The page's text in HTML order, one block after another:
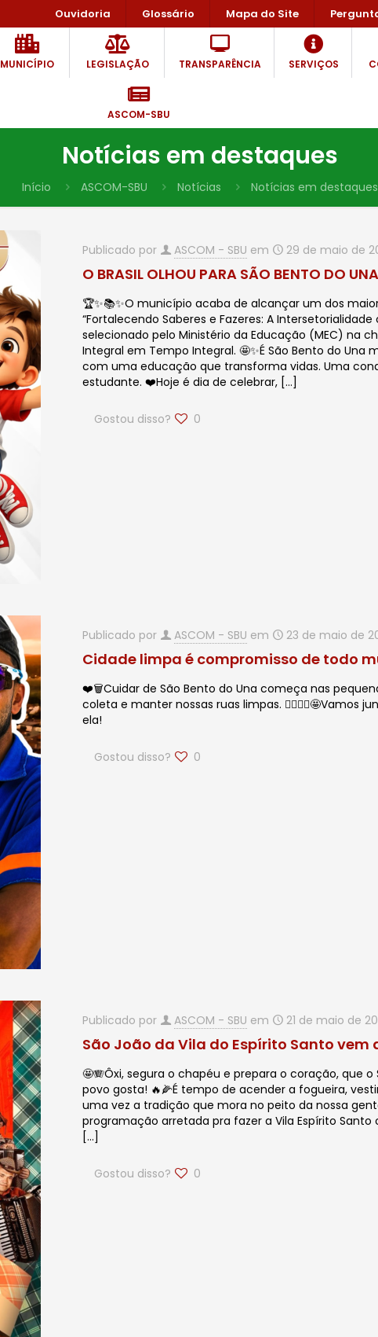
Ouvidoria Glossário Mapa do Site
MUNICÍPIO LEGISLAÇÃO TRANSPARÊNCIA SERVIÇOS
ASCOM-SBU
Notícias em destaques
Início ASCOM-SBU Notícias Notícias em destaques
Publicado por ASCOM - SBU em 29 de maio de
O BRASIL OLHOU PARA SÃO BENTO DO
🏆✨📚✨O município acaba de alcançar um dos
“Fortalecendo Saberes e Fazeres: A
selecionado pelo Ministério da Educação (MEC) na
Integral em Tempo Integral. 🤩✨É São Bento do
com uma educação que transforma vidas. Uma
estudante. ❤️Hoje é dia de celebrar, […]
Gostou disso? 0
Publicado por ASCOM - SBU em 23 de maio de
Cidade limpa é compromisso de todo
❤️🗑️Cuidar de São Bento do Una começa nas
coleta e manter nossas ruas limpas.
ela!
Gostou disso? 0
Publicado por ASCOM - SBU em 21 de maio de
São João da Vila do Espírito Santo
🤩🪗Ôxi, segura o chapéu e prepara o coração, que
povo gosta! 🔥🌽É tempo de acender a fogueira,
uma vez a tradição que mora no peito da nossa
programação arretada pra fazer a Vila Espírito
[…]
Gostou disso? 0